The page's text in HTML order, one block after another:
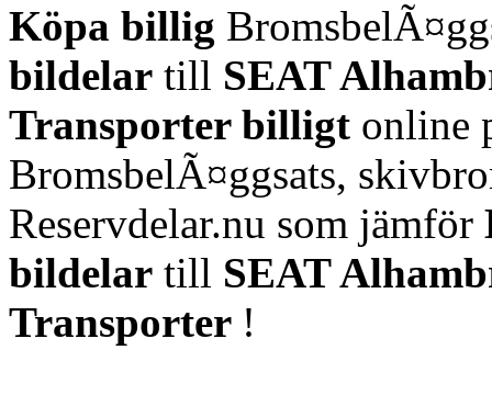
Köpa billig
bildelar till SEAT
Transporter billigt online
BromsbelÃ¤ggsats,
Reservdelar.nu som jämför
bildelar till SEAT
Transporter !